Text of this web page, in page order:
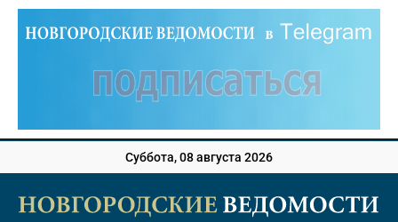
Суббота, 08 августа 2026